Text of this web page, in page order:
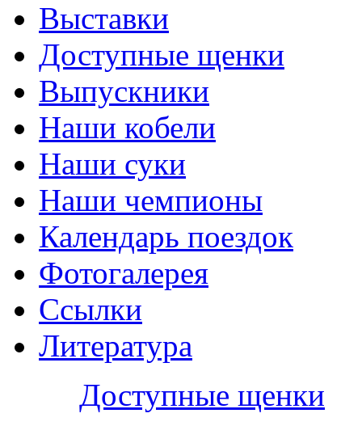
Выставки
Доступные щенки
Выпускники
Наши кобели
Наши суки
Наши чемпионы
Календарь поездок
Фотогалерея
Ссылки
Литература
Доступные щенки